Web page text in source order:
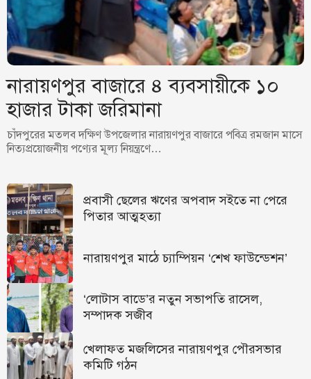
নারায়ণপুর বাজারে ৪ ব্যবসায়ীকে ১০
হাজার টাকা জরিমানা
চাঁদপুরের মতলব দক্ষিণ উপজেলার নারায়ণপুর বাজারে পবিত্র রমজান মাসে
নিত্যপ্রয়োজনীয় পণ্যের মূল্য নিয়ন্ত্রণে…
প্রবাসী ছেলের ঋণের অপবাদ সইতে না পেরে
পিতার আত্মহত্যা
নারায়ণপুর মাঠে চ্যাম্পিয়ন ‘শেখ ফাউন্ডেশন’
‘লোটাস বাডে’র নতুন সভাপতি রাসেল,
সম্পাদক সজীব
খেলাফত মজলিসের নারায়ণপুর পৌরসভার
কমিটি গঠন